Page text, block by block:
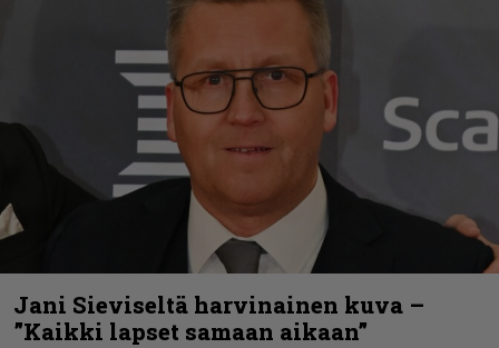
Jani Sieviseltä harvinainen kuva –
”Kaikki lapset samaan aikaan”